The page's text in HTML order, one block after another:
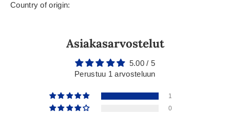
Country of origin:
Asiakasarvostelut
5.00 / 5
Perustuu 1 arvosteluun
1
0